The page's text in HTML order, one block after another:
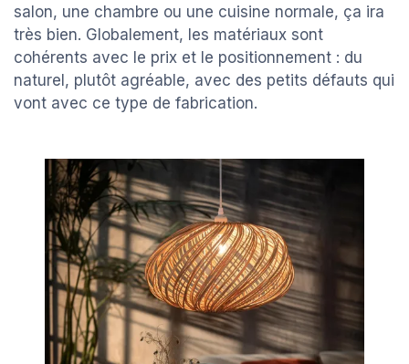
salon, une chambre ou une cuisine normale, ça ira
très bien. Globalement, les matériaux sont
cohérents avec le prix et le positionnement : du
naturel, plutôt agréable, avec des petits défauts qui
vont avec ce type de fabrication.